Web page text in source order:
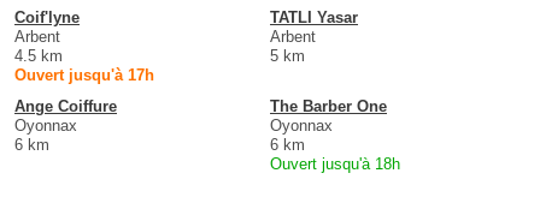
Coif'lyne
Arbent
4.5 km
Ouvert jusqu'à 17h
TATLI Yasar
Arbent
5 km
Ange Coiffure
Oyonnax
6 km
The Barber One
Oyonnax
6 km
Ouvert jusqu'à 18h